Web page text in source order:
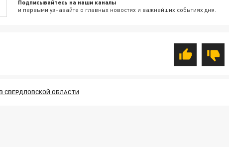
Подписывайтесь на наши каналы
и первыми узнавайте о главных новостях и важнейших событиях дня.
ОБЛАСТИ